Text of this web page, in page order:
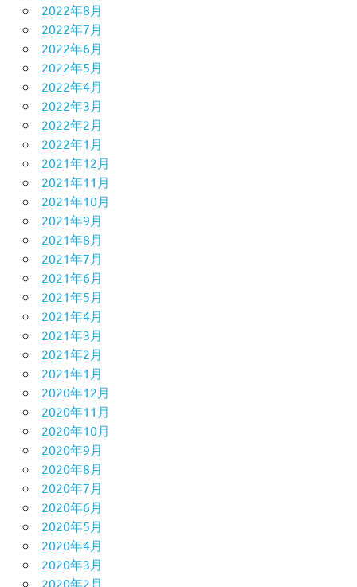
2022年8月
2022年7月
2022年6月
2022年5月
2022年4月
2022年3月
2022年2月
2022年1月
2021年12月
2021年11月
2021年10月
2021年9月
2021年8月
2021年7月
2021年6月
2021年5月
2021年4月
2021年3月
2021年2月
2021年1月
2020年12月
2020年11月
2020年10月
2020年9月
2020年8月
2020年7月
2020年6月
2020年5月
2020年4月
2020年3月
2020年2月